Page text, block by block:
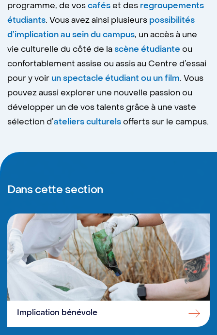
programme, de voscaféset des regroupements
étudiants. Vous avez ainsi plusieurs possibilités
d’implication au sein du campus, un accès à une
vie culturelle du côté de la scène étudiante ou
confortablement assise ou assis au Centre d’essai
pour y voir un spectacle étudiant ou un film. Vous
pouvez aussi explorer une nouvelle passion ou
développer un de vos talents grâce à une vaste
sélection d’ateliers culturelsofferts sur le campus.
Dans cette section
Implication bénévole